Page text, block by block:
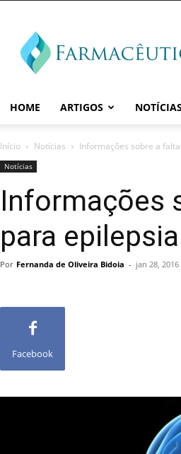
HOME ARTIGOS NOTÍCIAS
Início Notícias Informações sobre a
Notícias
Informações
para epilepsia
Por Fernanda de Oliveira Bidoia - jan 28, 2016
Facebook